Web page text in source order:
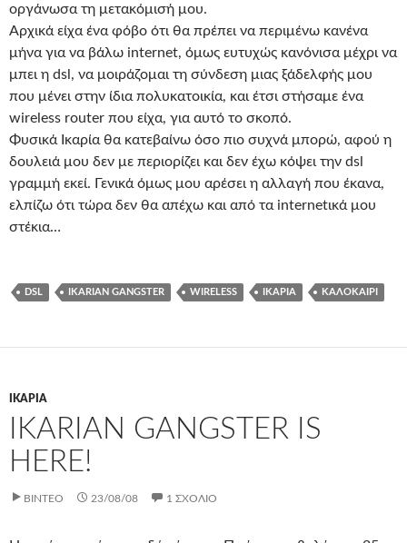
οργάνωσα τη μετακόμισή μου.
Αρχικά είχα ένα φόβο ότι θα πρέπει να περιμένω κανένα
μήνα για να βάλω internet, όμως ευτυχώς κανόνισα μέχρι να
μπει η dsl, να μοιράζομαι τη σύνδεση μιας ξάδελφής μου
που μένει στην ίδια πολυκατοικία, και έτσι στήσαμε ένα
wireless router που είχα, για αυτό το σκοπό.
Φυσικά Ικαρία θα κατεβαίνω όσο πιο συχνά μπορώ, αφού η
δουλειά μου δεν με περιορίζει και δεν έχω κόψει την dsl
γραμμή εκεί. Γενικά όμως μου αρέσει η αλλαγή που έκανα,
ελπίζω ότι τώρα δεν θα απέχω και από τα internetικά μου
στέκια…
DSL IKARIAN GANGSTER WIRELESS ΙΚΑΡΊΑ ΚΑΛΟΚΑΊΡΙ
ΙΚΑΡΊΑ
IKARIAN GANGSTER IS
HERE!
ΒΊΝΤΕΟ 23/08/08 1 ΣΧΌΛΙΟ